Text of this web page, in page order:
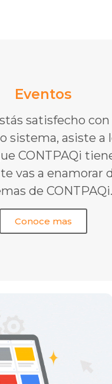
Eventos
satisfecho
sistema, asiste a
CONTPAQi
vas a enamorar
de CONTPAQi.
Conoce mas